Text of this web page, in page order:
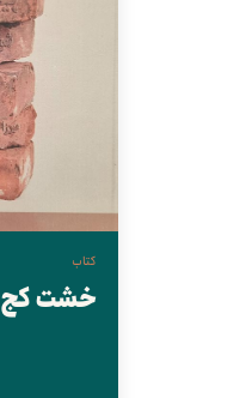
کتاب
خشت کج